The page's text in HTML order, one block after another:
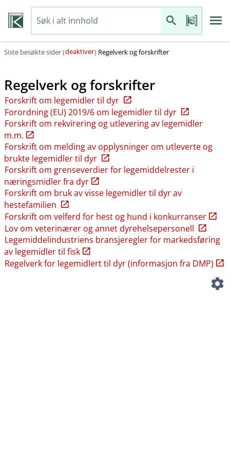
Siste besøkte sider (deaktiver) Regelverk og forskrifter
Regelverk og forskrifter
Forskrift om legemidler til dyr
Forordning (EU) 2019/6 om legemidler til dyr
Forskrift om rekvirering og utlevering av legemidler
m.m.
Forskrift om melding av opplysninger om utleverte og
brukte legemidler til dyr
Forskrift om grenseverdier for legemiddelrester i
næringsmidler fra dyr
Forskrift om bruk av visse legemidler til dyr av
hestefamilien
Forskrift om velferd for hest og hund i konkurranser
Lov om veterinærer og annet dyrehelsepersonell
Legemiddelindustriens bransjeregler for markedsføring
av legemidler til fisk
Regelverk for legemidlert til dyr (informasjon fra DMP)